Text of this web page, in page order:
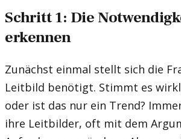
Schritt 1: Die
erkennen
Zunächst einmal stellt sich die
Leitbild benötigt. Stimmt es
oder ist das nur ein Trend?
ihre Leitbilder, oft mit dem